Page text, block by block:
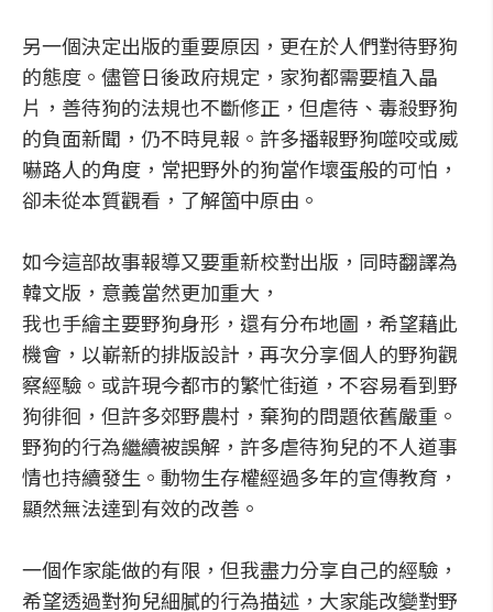
另一個決定出版的重要原因，更在於人們對待野狗
的態度。儘管日後政府規定，家狗都需要植入晶
片，善待狗的法規也不斷修正，但虐待、毒殺野狗
的負面新聞，仍不時見報。許多播報野狗噬咬或威
嚇路人的角度，常把野外的狗當作壞蛋般的可怕，
卻未從本質觀看，了解箇中原由。
如今這部故事報導又要重新校對出版，同時翻譯為
韓文版，意義當然更加重大，
我也手繪主要野狗身形，還有分布地圖，希望藉此
機會，以嶄新的排版設計，再次分享個人的野狗觀
察經驗。或許現今都市的繁忙街道，不容易看到野
狗徘徊，但許多郊野農村，棄狗的問題依舊嚴重。
野狗的行為繼續被誤解，許多虐待狗兒的不人道事
情也持續發生。動物生存權經過多年的宣傳教育，
顯然無法達到有效的改善。
一個作家能做的有限，但我盡力分享自己的經驗，
希望透過對狗兒細膩的行為描述，大家能改變對野